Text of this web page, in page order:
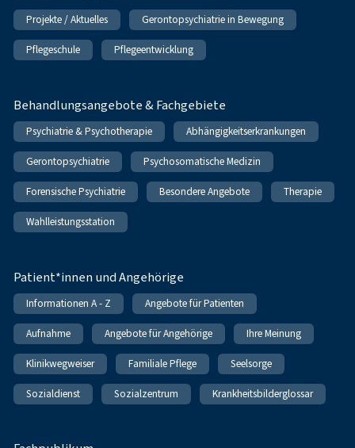
Projekte / Aktuelles Gerontopsychiatrie in Bewegung
Pflegeschule Pflegeentwicklung
Behandlungsangebote & Fachgebiete
Psychiatrie & Psychotherapie Abhängigkeitserkrankungen
Gerontopsychiatrie Psychosomatische Medizin
Forensische Psychiatrie Besondere Angebote Therapie
Wahlleistungsstation
Patient*innen und Angehörige
Informationen A - Z Angebote für Patienten
Aufnahme Angebote für Angehörige Ihre Meinung
Klinikwegweiser Familiale Pflege Seelsorge
Sozialdienst Sozialzentrum Krankheitsbilderglossar